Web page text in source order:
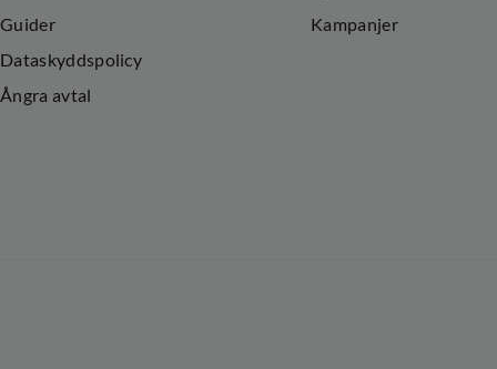
Guider
Dataskyddspolicy
Ångra avtal
Kampanjer